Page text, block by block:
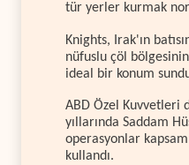
tür yerler kurmak
Knights, Irak'ın
nüfuslu çöl
ideal bir konum
ABD Özel Kuvvetleri
yıllarında Saddam
operasyonlar
kullandı.